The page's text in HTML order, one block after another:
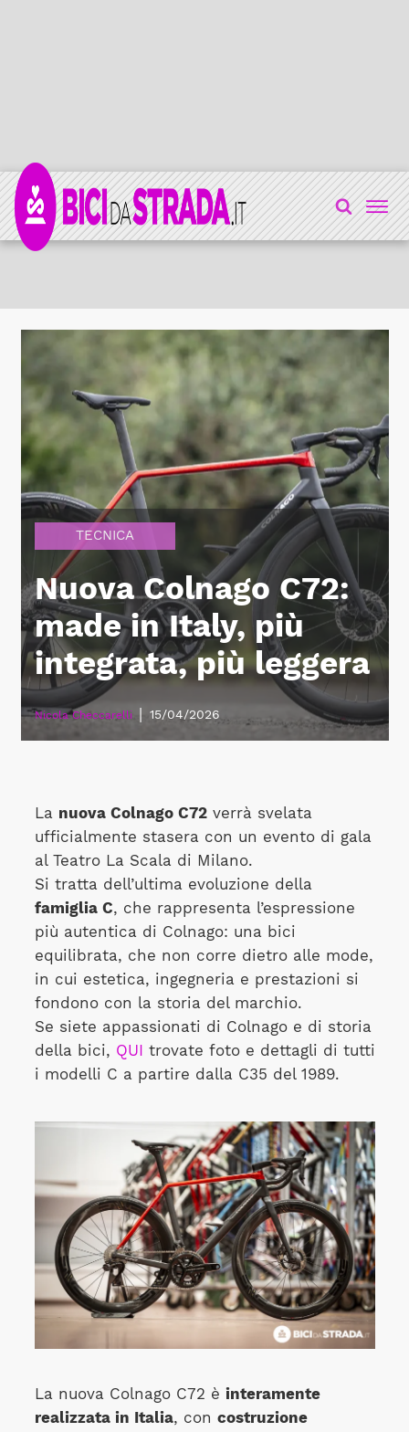
TECNICA
Nuova Colnago C72:
made in Italy, più
integrata, più leggera
Nicola Checcarelli 15/04/2026
La nuova Colnago C72verrà svelata
ufficialmente stasera con un evento di gala
al Teatro La Scala di Milano.
Si tratta dell’ultima evoluzione della
famiglia C, che rappresenta l’espressione
più autentica di Colnago: una bici
equilibrata, che non corre dietro alle mode,
in cui estetica, ingegneria e prestazioni si
fondono con la storia del marchio.
Se siete appassionati di Colnago e di storia
della bici, QUI trovate foto e dettagli di tutti
i modelli C a partire dalla C35 del 1989.
La nuova Colnago C72 è interamente
realizzata in Italia, con costruzione